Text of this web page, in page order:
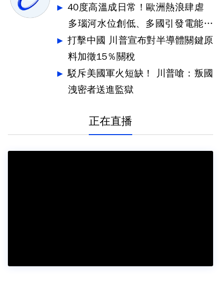
40度高溫成日常！歐洲熱浪肆虐
多瑙河水位創低、多國引發電能危
機
打擊中國 川普宣布對半導體關鍵原
料加徵15％關稅
駁斥美國軍火短缺！ 川普嗆：叛國
洩密者送進監獄
正在直播